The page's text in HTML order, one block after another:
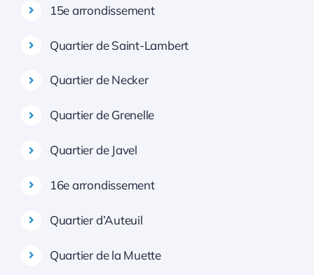
15e arrondissement
Quartier de Saint-Lambert
Quartier de Necker
Quartier de Grenelle
Quartier de Javel
16e arrondissement
Quartier d’Auteuil
Quartier de la Muette